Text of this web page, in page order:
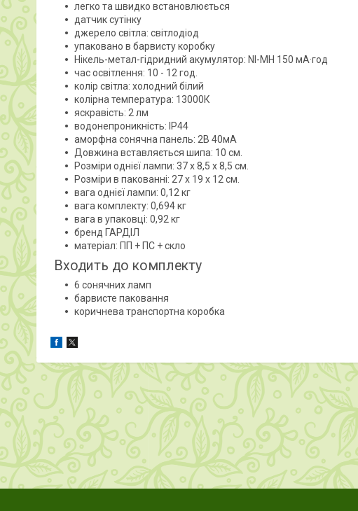
легко та швидко встановлюється
датчик сутінку
джерело світла: світлодіод
упаковано в барвисту коробку
Нікель-метал-гідридний акумулятор: NI-MH 150 мА·год
час освітлення: 10 - 12 год.
колір світла: холодний білий
колірна температура: 13000К
яскравість: 2 лм
водонепроникність: IP44
аморфна сонячна панель: 2В 40мА
Довжина вставляється шипа: 10 см.
Розміри однієї лампи: 37 x 8,5 x 8,5 см.
Розміри в пакованні: 27 x 19 x 12 см.
вага однієї лампи: 0,12 кг
вага комплекту: 0,694 кг
вага в упаковці: 0,92 кг
бренд ГАРДІЛ
матеріал: ПП + ПС + скло
Входить до комплекту
6 сонячних ламп
барвисте паковання
коричнева транспортна коробка